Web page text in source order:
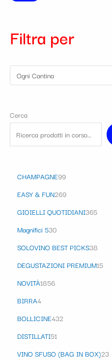
Filtra per
Cerca
CHAMPAGNE99
EASY & FUN269
GIOIELLI QUOTIDIANI365
Magnifici 530
SOLOVINO BEST PICKS38
DEGUSTAZIONI PREMIUM15
NOVITÀ1856
BIRRA4
BOLLICINE432
DISTILLATI51
VINO SFUSO (BAG IN BOX)23